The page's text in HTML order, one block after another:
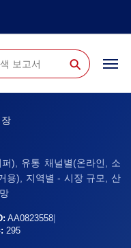
⚲
), 유통 채널별(온라인, 소
용), 지역별 - 시장 규모, 산
AA0823558
295